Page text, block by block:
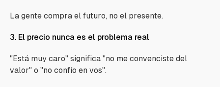
La gente compra el futuro, no el presente.
3. El precio nunca es el problema real
"Está muy caro" significa "no me convenciste del
valor" o "no confío en vos".